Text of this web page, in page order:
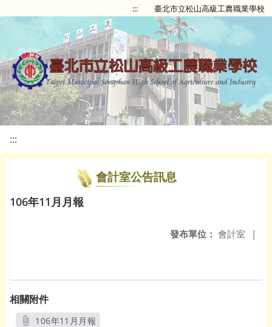
::: 臺北市立松山高級工農職業學校
:::
會計室公告訊息
106年11月月報
發布單位： 會計室 |
相關附件
106年11月月報